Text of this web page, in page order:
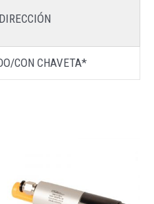
CON CHAVETA*